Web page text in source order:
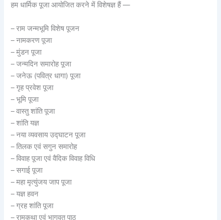
हम धार्मिक पूजा आयोजित करने में विशेषज्ञ हैं —
– राम जन्मभूमि विशेष पूजन
– नामकरण पूजा
– मुंडन पूजा
– जन्मदिन समारोह पूजा
– जनेऊ (पवित्र धागा) पूजा
– गृह प्रवेश पूजा
– भूमि पूजा
– वास्तु शांति पूजा
– शांति यज्ञ
– नया व्यवसाय उद्घाटन पूजा
– तिलक एवं सगुन समारोह
– विवाह पूजा एवं वैदिक विवाह विधि
– सगाई पूजा
– महा मृत्युंजय जाप पूजा
– यज्ञ हवन
– ग्रह शांति पूजा
– रामकथा एवं भागवत पाठ